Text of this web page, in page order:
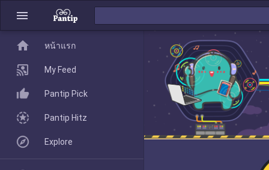
menu
home
Pantip Pick
home หน้าแรก
My Feed
Pantip Pick
Pantip Hitz
Explore